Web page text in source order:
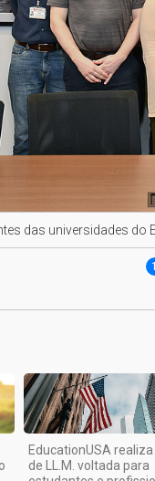
das universidades do
1
EducationUSA
de LL.M. voltada para